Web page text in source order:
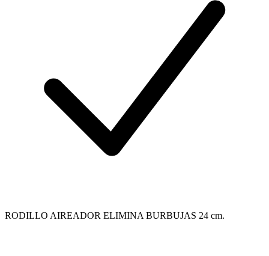
RODILLO AIREADOR ELIMINA BURBUJAS 24 cm.